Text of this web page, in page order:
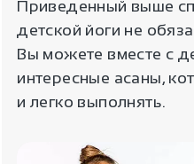
Приведенный выше
детской йоги не
Вы можете вместе с
интересные асаны,
и легко выполнять.